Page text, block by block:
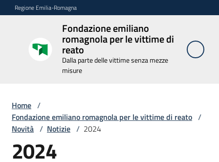
Vai al contenuto
Vai alla navigazione
Vai al footer
Regione Emilia-Romagna
Fondazione emiliano
romagnola per le vittime di
reato
Dalla parte delle vittime senza mezze
misure
Fondazione
emiliano
romagnola
per le
Dalla parte delle
vittime senza
mezze misure
Home /
Fondazione emiliano romagnola per le vittime di reato /
Novità / Notizie / 2024
2024